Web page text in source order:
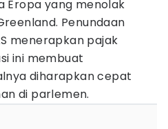
Eropa yang menolak
Penundaan
menerapkan pajak
ini membuat
diharapkan cepat
di parlemen.